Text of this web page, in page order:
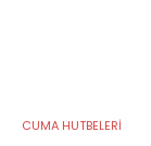
CUMA HUTBELERİ